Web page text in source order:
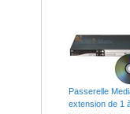
Passerelle
extension de 1